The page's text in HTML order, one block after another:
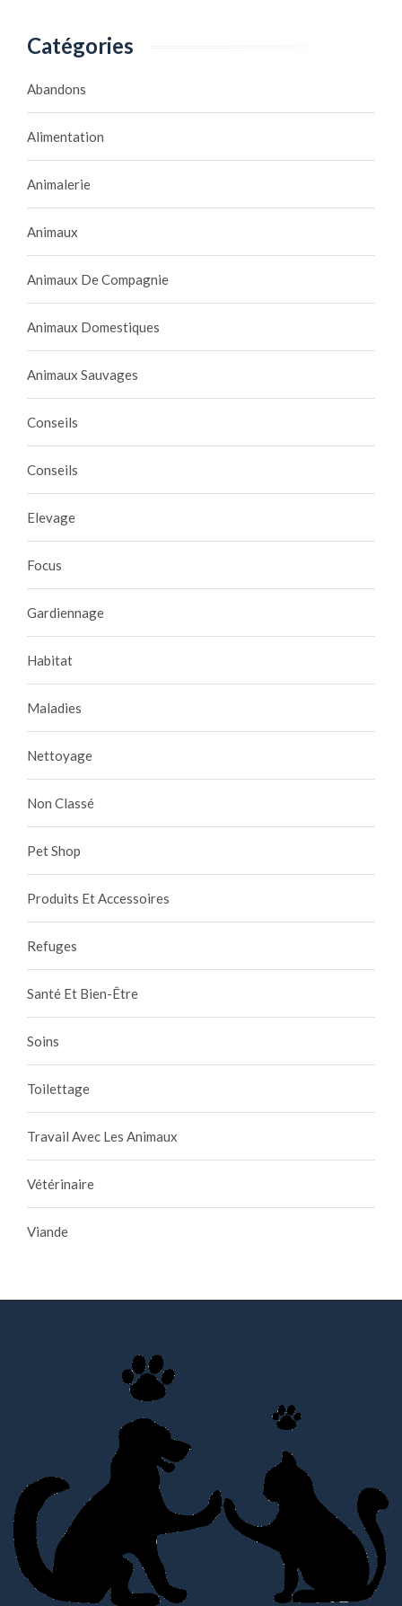
Catégories
Abandons
Alimentation
Animalerie
Animaux
Animaux De Compagnie
Animaux Domestiques
Animaux Sauvages
Conseils
Conseils
Elevage
Focus
Gardiennage
Habitat
Maladies
Nettoyage
Non Classé
Pet Shop
Produits Et Accessoires
Refuges
Santé Et Bien-Être
Soins
Toilettage
Travail Avec Les Animaux
Vétérinaire
Viande